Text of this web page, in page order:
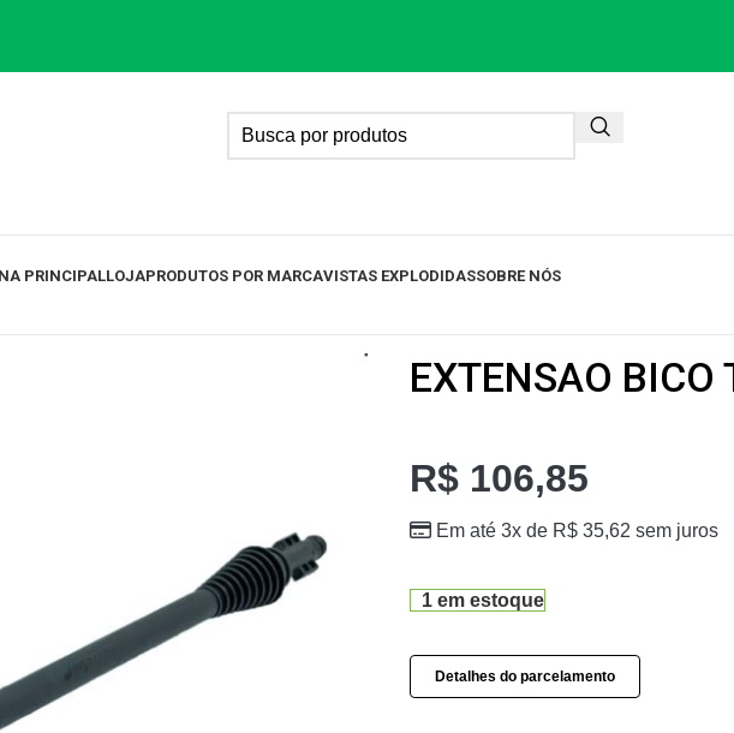
PRINCIPALLOJAPRODUTOS POR MARCAVISTAS EXPLODIDASSOBRE NÓS
EXTENSAO BICO
R$106,85
Em até 3x de R$35,62 sem juros
1 em estoque
Detalhes do parcelamento